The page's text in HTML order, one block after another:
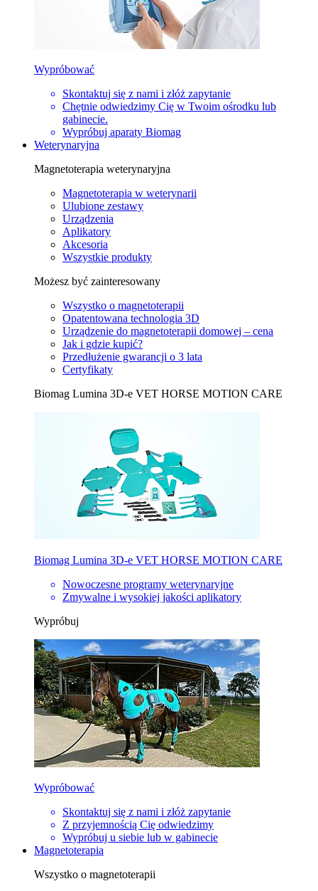
Wypróbować
Skontaktuj się z nami i złóż zapytanie
Chętnie odwiedzimy Cię w Twoim ośrodku lub
gabinecie.
Wypróbuj aparaty Biomag
Weterynaryjna
Magnetoterapia weterynaryjna
Magnetoterapia w weterynarii
Ulubione zestawy
Urządzenia
Aplikatory
Akcesoria
Wszystkie produkty
Możesz być zainteresowany
Wszystko o magnetoterapii
Opatentowana technologia 3D
Urządzenie do magnetoterapii domowej – cena
Jak i gdzie kupić?
Przedłużenie gwarancji o 3 lata
Certyfikaty
Biomag Lumina 3D-e VET HORSE MOTION CARE
Biomag Lumina 3D-e VET HORSE MOTION CARE
Nowoczesne programy weterynaryjne
Zmywalne i wysokiej jakości aplikatory
Wypróbuj
Wypróbować
Skontaktuj się z nami i złóż zapytanie
Z przyjemnością Cię odwiedzimy
Wypróbuj u siebie lub w gabinecie
Magnetoterapia
Wszystko o magnetoterapii